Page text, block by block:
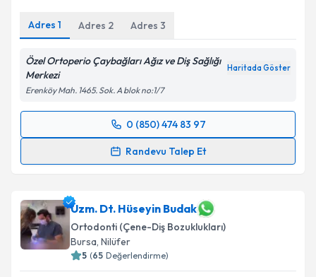
Adres 1 Adres 2 Adres 3
Özel Ortoperio Çaybağları Ağız ve Diş Sağlığı
Merkezi
Haritada Göster
Erenköy Mah. 1465. Sok. A blok no:1/7
0 (850) 474 83 97
Randevu Talep Et
Randevu Takvimi Talebi
almanız için bir takvim hazırlandığında e-posta ile
bilgilendireceğiz.
E-posta Adresiniz
Uzm. Dt. Hüseyin Budak
Ortodonti (Çene-Diş Bozuklukları)
Bursa, Nilüfer
5 (65 Değerlendirme)